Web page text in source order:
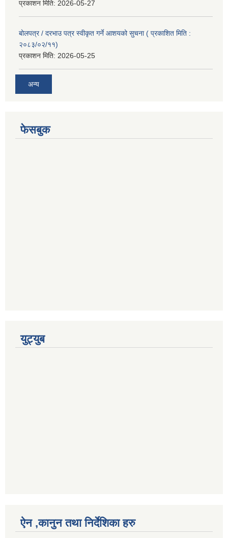
प्रकाशन मिति: 2026-05-27
बोलपत्र / दरभाउ पत्र स्वीकृत गर्ने आशयको सुचना ( प्रकाशित मिति :
२०८३/०२/११)
प्रकाशन मिति: 2026-05-25
अन्य
फेसबुक
युट्युब
ऐन ,कानुन तथा निर्देशिका हरु